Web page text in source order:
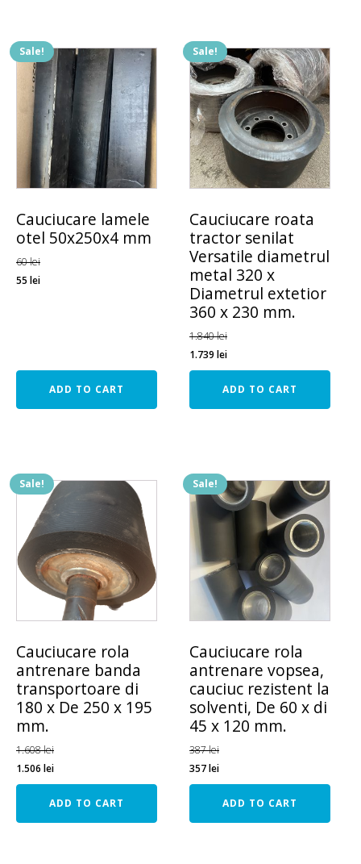
Sale!
Cauciucare lamele
otel 50x250x4 mm
60lei
55 lei
ADD TO CART
Sale!
Cauciucare roata
tractor senilat
Versatile diametrul
metal 320 x
Diametrul extetior
360 x 230 mm.
1.840lei
1.739lei
ADD TO CART
Sale!
Cauciucare rola
antrenare banda
transportoare di
180 x De 250 x 195
mm.
1.608lei
1.506 lei
ADD TO CART
Sale!
Cauciucare rola
antrenare vopsea,
cauciuc rezistent la
solventi, De 60 x di
45 x 120 mm.
387lei
357lei
ADD TO CART